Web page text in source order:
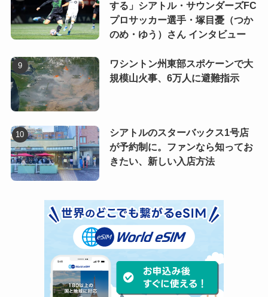
する」シアトル・サウンダーズFC
プロサッカー選手・塚目憂（つか
のめ・ゆう）さん インタビュー
ワシントン州東部スポケーンで大
規模山火事、6万人に避難指示
シアトルのスターバックス1号店
が予約制に。ファンなら知ってお
きたい、新しい入店方法